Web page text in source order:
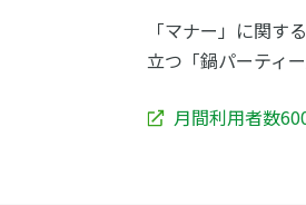
「マナー」に関
立つ「鍋パーティ
月間利用者数